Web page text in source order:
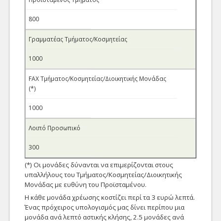
Τηλεφωνία
Χρέωση
VoIP
Φιλοξενία Ιστοχώρων
Χρηστών
SIS-Web
Ακ.Ταυτότητα
Εύδοξος
Πρ. Άσκηση
(firewall).
Αίτηση Λογαριασμού
Αίτηση δημιουργίας
Λογαριασμού Χρηστή
του Π.Θ.
800
Γραμματέας Τμήματος/Κοσμητείας
1000
FAX Τμήματος/Κοσμητείας/Διοικητικής Μονάδας
(*)
1000
Λοιπό Προσωπικό
300
(*) Οι μονάδες δύνανται να επιμερίζονται στους
υπαλλήλους του Τμήματος/Κοσμητείας/Διοικητικής
Μονάδας με ευθύνη του Προϊσταμένου.
Η κάθε μονάδα χρέωσης κοστίζει περί τα 3 ευρώ λεπτά.
Ένας πρόχειρος υπολογισμός μας δίνει περίπου μια
μονάδα ανά λεπτό αστικής κλήσης, 2.5 μονάδες ανά